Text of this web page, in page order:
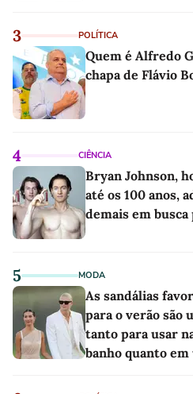
3 POLÍTICA
Quem é Alfredo
chapa de Flávio
4 CIÊNCIA
Bryan Johnson,
até os 100 anos,
demais em
5 MODA
As sandálias
para o verão são
tanto para usar
banho quanto